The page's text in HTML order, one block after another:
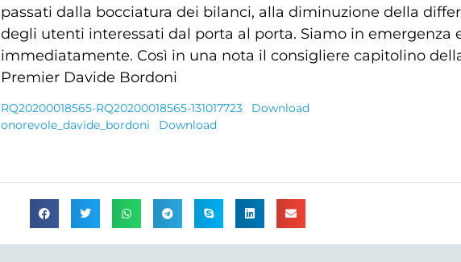
passati dalla bocciatura dei bilanci, alla diminuzione della
degli utenti interessati dal porta al porta. Siamo in emergenza
immediatamente. Così in una nota il consigliere capitolino
Premier Davide Bordoni
RQ20200018565-RQ20200018565-131017723
Download
onorevole_davide_bordoni
Download